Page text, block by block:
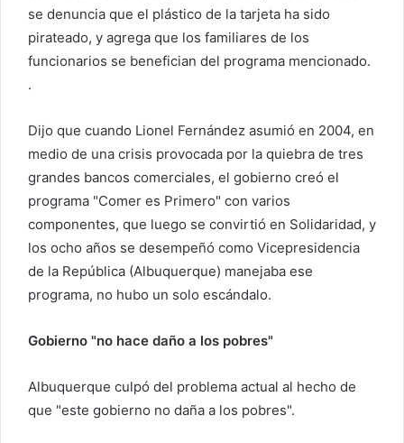
se denuncia que el plástico de la tarjeta ha sido
pirateado, y agrega que los familiares de los
funcionarios se benefician del programa mencionado.
.
Dijo que cuando Lionel Fernández asumió en 2004, en
medio de una crisis provocada por la quiebra de tres
grandes bancos comerciales, el gobierno creó el
programa "Comer es Primero" con varios
componentes, que luego se convirtió en Solidaridad, y
los ocho años se desempeñó como Vicepresidencia
de la República (Albuquerque) manejaba ese
programa, no hubo un solo escándalo.
Gobierno "no hace daño a los pobres"
Albuquerque culpó del problema actual al hecho de
que "este gobierno no daña a los pobres".